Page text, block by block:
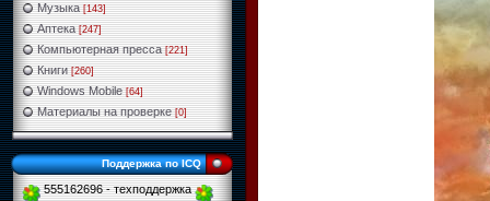
Музыка [143]
Аптека [247]
Компьютерная пресса [221]
Книги [260]
Windows Mobile [64]
Материалы на проверке [0]
Поддержка по ICQ
555162696 - техподдержка